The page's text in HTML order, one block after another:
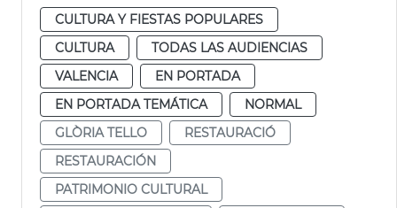
CULTURA Y FIESTAS POPULARES
CULTURA
TODAS LAS AUDIENCIAS
VALENCIA
EN PORTADA
EN PORTADA TEMÁTICA
NORMAL
GLÒRIA TELLO
RESTAURACIÓ
RESTAURACIÓN
PATRIMONIO CULTURAL